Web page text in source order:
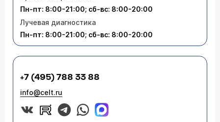
Пн-пт: 8:00-21:00; сб-вс: 8:00-20:00
Лучевая диагностика
Пн-пт: 8:00-21:00; сб-вс: 8:00-20:00
+7 (495) 788 33 88
info@celt.ru